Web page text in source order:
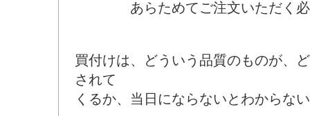
あらためてご注文いただく必
買付けは、どういう品質のものが、
されて
くるか、当日にならないとわからな